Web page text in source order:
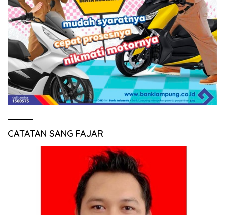
CATATAN SANG FAJAR